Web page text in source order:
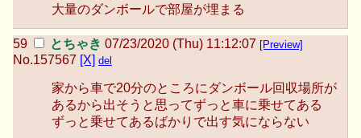
大量のダンボールで部屋が埋まる
とちゃき 07/23/2020 (Thu) 11:12:07 [Preview]
No.157567 [X] del
家から車で20分のところにダンボール回収場所が
あるから出そうと思ってずっと車に乗せてある
ずっと乗せてあるばかりで出す気にならない